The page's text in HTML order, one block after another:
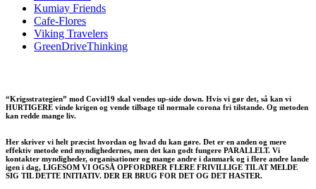
Kumiay Friends
Cafe-Flores
Viking Travelers
GreenDriveThinking
“Krigsstrategien” mod Covid19 skal vendes up-side down. Hvis vi gør det, så kan vi
HURTIGERE vinde krigen og vende tilbage til normale corona fri tilstande. Og metoden
kan redde mange liv.
Her skriver vi helt præcist hvordan og hvad du kan gøre. Det er en anden og mere
effektiv metode end myndighedernes, men det kan godt fungere PARALLELT. Vi
kontakter myndigheder, organisationer og mange andre i danmark og i flere andre lande
igen i dag, LIGESOM VI OGSÅ OPFORDRER FLERE FRIVILLIGE TIL AT MELDE
SIG TIL DETTE INITIATIV. DER ER BRUG FOR DET OG DET HASTER.